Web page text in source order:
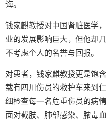
诲。
钱家麒教授对中国肾脏医学
业的发展影响巨大，但他却
不考虑个人的名誉与回报。
对患者，钱家麒教授更是饱含
载有四川伤员的救护车来到
细检查每一名危重伤员的病
面对截肢、肺部感染、脓毒